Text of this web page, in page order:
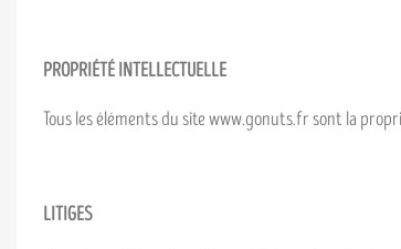
PROPRIÉTÉ INTELLECTUELLE
Tous les éléments du site www.gonuts.fr sont la
LITIGES